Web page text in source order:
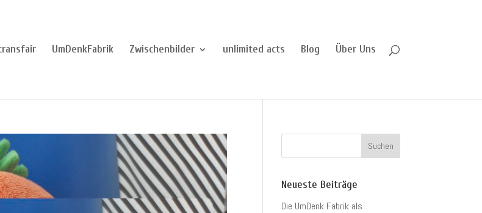
UmDenkFabrik Zwischenbilder unlimited acts Blog Über Uns
Neueste Beiträge
Die UmDenk Fabrik als